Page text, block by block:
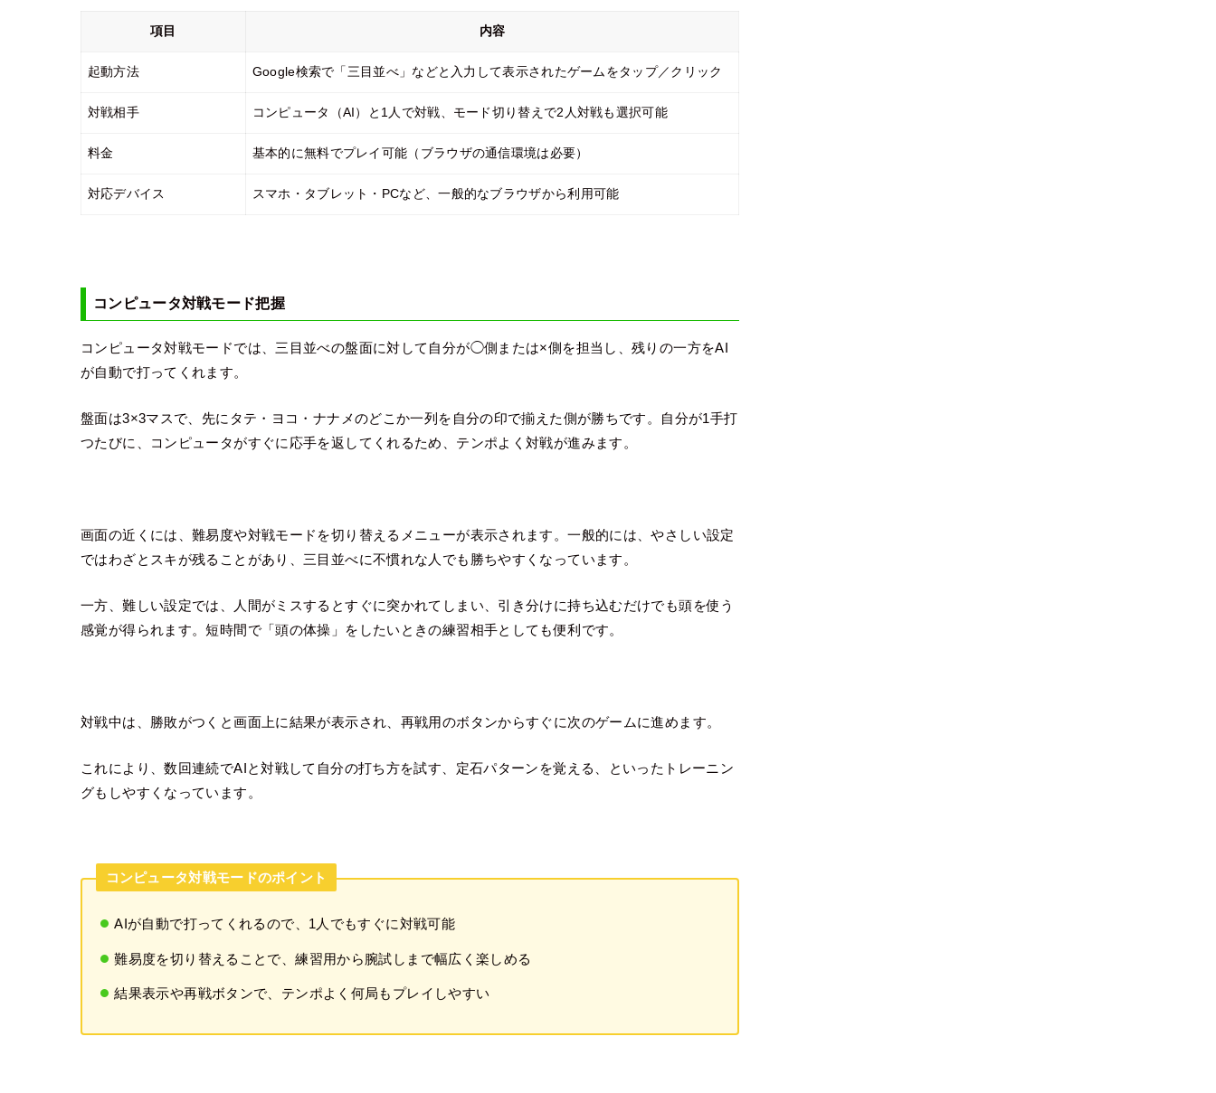
項目 内容
起動方法 Google検索で「三目並べ」などと入力して表示されたゲームをタップ／クリック
対戦相手 コンピュータ（AI）と1人で対戦、モード切り替えで2人対戦も選択可能
料金 基本的に無料でプレイ可能（ブラウザの通信環境は必要）
対応デバイス スマホ・タブレット・PCなど、一般的なブラウザから利用可能
コンピュータ対戦モード把握
コンピュータ対戦モードでは、三目並べの盤面に対して自分が◯側または×側を担当し、残りの一方をAI
が自動で打ってくれます。
盤面は3×3マスで、先にタテ・ヨコ・ナナメのどこか一列を自分の印で揃えた側が勝ちです。自分が1手打
つたびに、コンピュータがすぐに応手を返してくれるため、テンポよく対戦が進みます。
画面の近くには、難易度や対戦モードを切り替えるメニューが表示されます。一般的には、やさしい設定
ではわざとスキが残ることがあり、三目並べに不慣れな人でも勝ちやすくなっています。
一方、難しい設定では、人間がミスするとすぐに突かれてしまい、引き分けに持ち込むだけでも頭を使う
感覚が得られます。短時間で「頭の体操」をしたいときの練習相手としても便利です。
対戦中は、勝敗がつくと画面上に結果が表示され、再戦用のボタンからすぐに次のゲームに進めます。
これにより、数回連続でAIと対戦して自分の打ち方を試す、定石パターンを覚える、といったトレーニン
グもしやすくなっています。
コンピュータ対戦モードのポイント
AIが自動で打ってくれるので、1人でもすぐに対戦可能
難易度を切り替えることで、練習用から腕試しまで幅広く楽しめる
結果表示や再戦ボタンで、テンポよく何局もプレイしやすい